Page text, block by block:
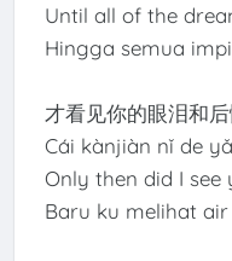
Until all of the
Hingga semua
才看见你的眼泪和
Cái kànjiàn nǐ de
Only then did I
Baru ku melihat